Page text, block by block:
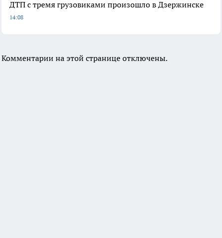
ДТП с тремя грузовиками произошло в Дзержинске
14:08
Комментарии на этой странице отключены.